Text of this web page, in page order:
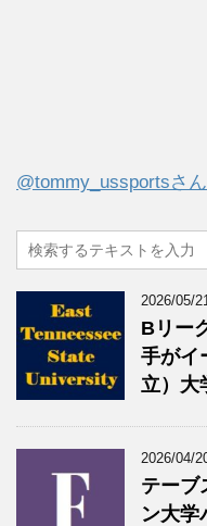
@tommy_ussportsさ
2026/05/
Bリー
手がイ
立）大
2026/04/
テーブ
ン大学